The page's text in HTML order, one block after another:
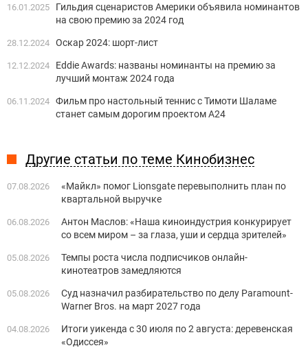
16.01.2025
Гильдия сценаристов Америки объявила номинантов
на свою премию за 2024 год
28.12.2024 Оскар 2024: шорт-лист
12.12.2024
Eddie Awards: названы номинанты на премию за
лучший монтаж 2024 года
06.11.2024 Фильм про настольный теннис с Тимоти Шаламе
станет самым дорогим проектом А24
Другие статьи по теме Кинобизнес
07.08.2026
«Майкл» помог Lionsgate перевыполнить план по
квартальной выручке
06.08.2026
Антон Маслов: «Наша киноиндустрия конкурирует
со всем миром – за глаза, уши и сердца зрителей»
05.08.2026
Темпы роста числа подписчиков онлайн-
кинотеатров замедляются
05.08.2026
Суд назначил разбирательство по делу Paramount-
Warner Bros. на март 2027 года
04.08.2026
Итоги уикенда с 30 июля по 2 августа: деревенская
«Одиссея»